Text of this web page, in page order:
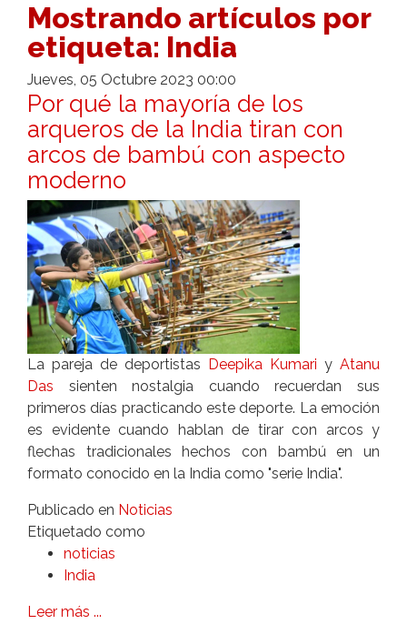
Mostrando artículos por
etiqueta: India
Jueves, 05 Octubre 2023 00:00
Por qué la mayoría de los
arqueros de la India tiran con
arcos de bambú con aspecto
moderno
La pareja de deportistas Deepika Kumari y Atanu
Das sienten nostalgia cuando recuerdan sus
primeros días practicando este deporte. La emoción
es evidente cuando hablan de tirar con arcos y
flechas tradicionales hechos con bambú en un
formato conocido en la India como "serie India".
Publicado en Noticias
Etiquetado como
noticias
India
Leer más ...